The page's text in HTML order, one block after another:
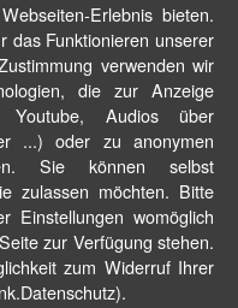
Erlebnis bieten.
das Funktionieren unserer
verwenden wir
die zur Anzeige
Audios über
...) oder zu anonymen
Sie können selbst
zulassen möchten. Bitte
Einstellungen womöglich
zur Verfügung stehen.
zum Widerruf Ihrer